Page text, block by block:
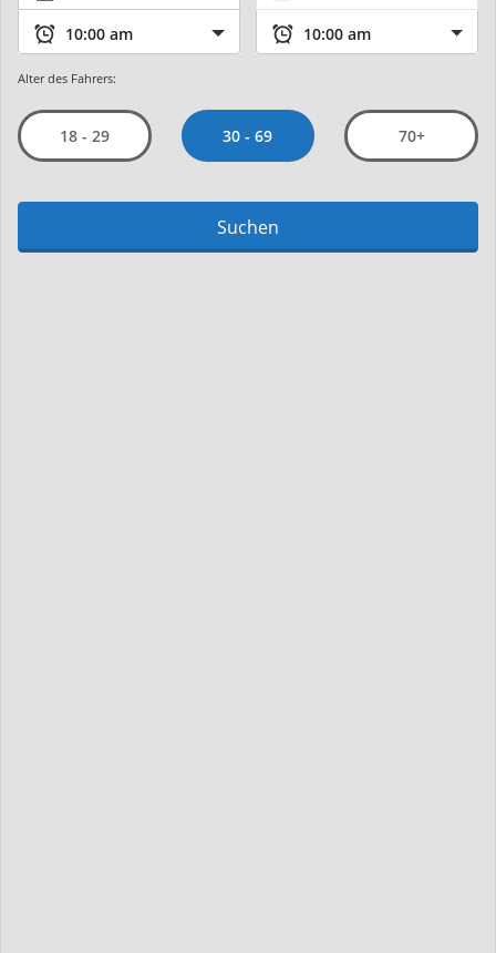
Alter des Fahrers:
18 - 29 30 - 69 70+
Suchen